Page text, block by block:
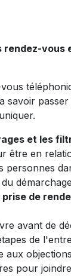
rendez-vous
savoir
et les
être en
personnes
de
avant de
de
aux
pour